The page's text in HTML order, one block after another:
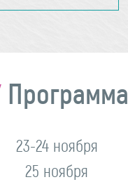
Программа
23-24 ноября
25 ноября